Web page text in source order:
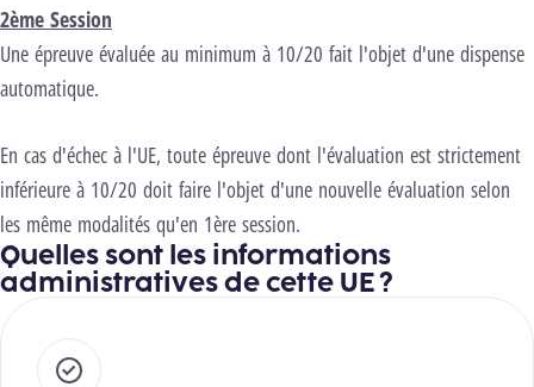
2ème Session
Une épreuve évaluée au minimum à 10/20 fait l'objet d'une dispense
automatique.
En cas d'échec à l'UE, toute épreuve dont l'évaluation est strictement
inférieure à 10/20 doit faire l'objet d'une nouvelle évaluation selon
les même modalités qu'en 1ère session.
Quelles sont les informations
administratives de cette UE ?